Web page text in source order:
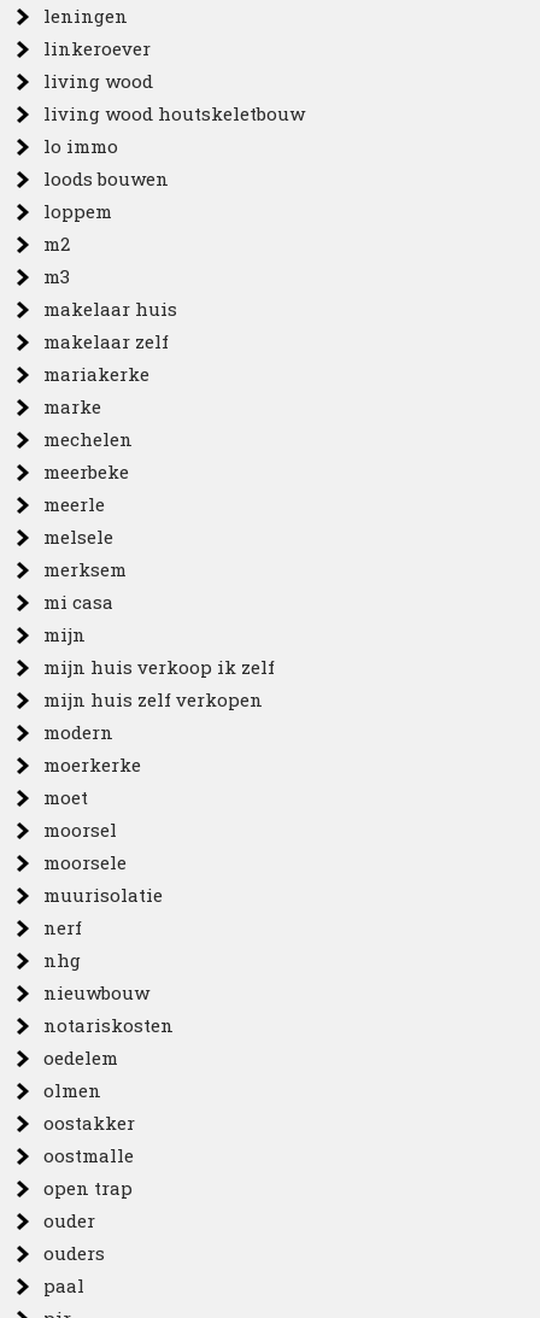
leningen
linkeroever
living wood
living wood houtskeletbouw
lo immo
loods bouwen
loppem
m2
m3
makelaar huis
makelaar zelf
mariakerke
marke
mechelen
meerbeke
meerle
melsele
merksem
mi casa
mijn
mijn huis verkoop ik zelf
mijn huis zelf verkopen
modern
moerkerke
moet
moorsel
moorsele
muurisolatie
nerf
nhg
nieuwbouw
notariskosten
oedelem
olmen
oostakker
oostmalle
open trap
ouder
ouders
paal